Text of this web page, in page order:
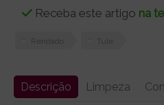
Receba este artigo na
Tule
Descrição Limpeza